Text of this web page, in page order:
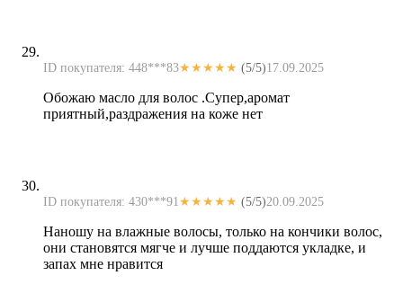
ID покупателя: 448***83★★★★★ (5/5)17.09.2025
Обожаю масло для волос .Супер,аромат
приятный,раздражения на коже нет
ID покупателя: 430***91 ★★★★★ (5/5)20.09.2025
Наношу на влажные волосы, только на кончики волос,
они становятся мягче и лучше поддаются укладке, и
запах мне нравится